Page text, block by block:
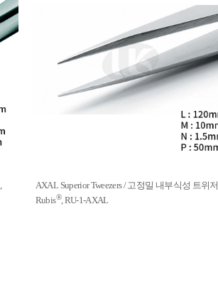
AXAL Superior Tweezers / 고정밀 내부식성 트위저,
Rubis®, RU-1-AXAL